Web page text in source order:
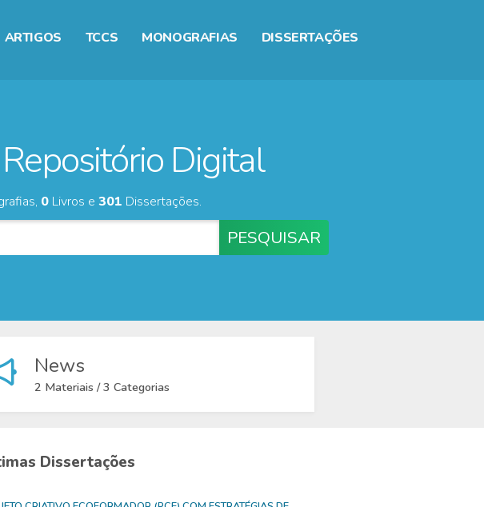
ARTIGOS TCCS MONOGRAFIAS DISSERTAÇÕES
Digital
0 Livros e 301 Dissertações.
PESQUISAR
News
2 Materiais / 3 Categorias
Dissertações